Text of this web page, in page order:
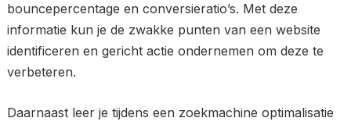
bouncepercentage en conversieratio’s. Met deze
informatie kun je de zwakke punten van een website
identificeren en gericht actie ondernemen om deze te
verbeteren.
Daarnaast leer je tijdens een zoekmachine optimalisatie